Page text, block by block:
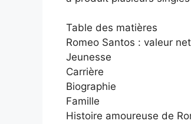
Table des matières
Romeo Santos : valeur
Jeunesse
Carrière
Biographie
Famille
Histoire amoureuse de